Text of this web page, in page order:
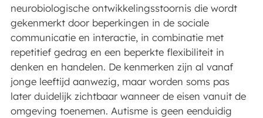
neurobiologische ontwikkelingsstoornis die wordt
gekenmerkt door beperkingen in de sociale
communicatie en interactie, in combinatie met
repetitief gedrag en een beperkte flexibiliteit in
denken en handelen. De kenmerken zijn al vanaf
jonge leeftijd aanwezig, maar worden soms pas
later duidelijk zichtbaar wanneer de eisen vanuit de
omgeving toenemen. Autisme is geen eenduidig